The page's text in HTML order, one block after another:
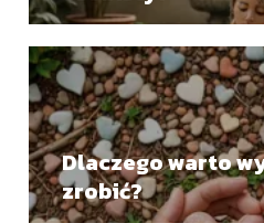
Dlaczego warto
zrobić?